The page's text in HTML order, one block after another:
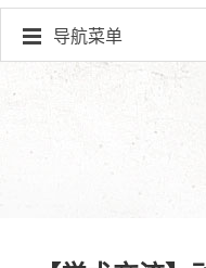
导航菜单